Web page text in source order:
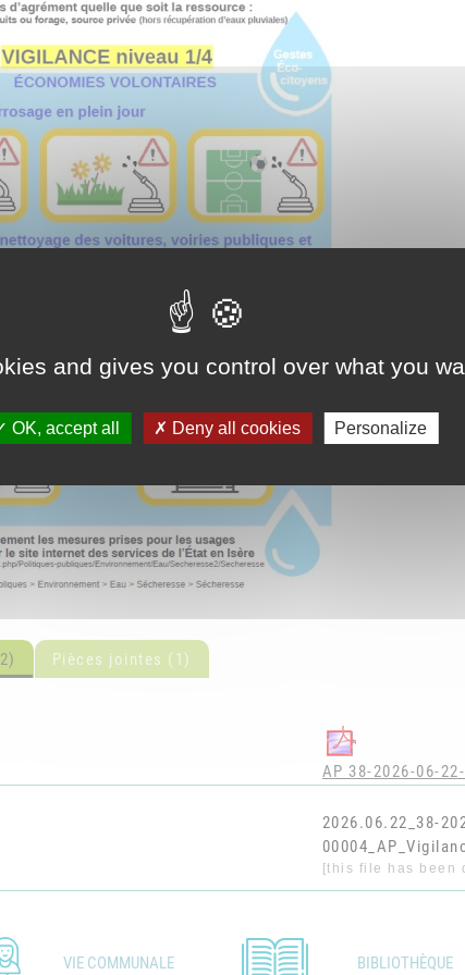
parents
-
enfance
Association Trait
d'Union - Service de
médiation familiale
Pièces jointes (1)
AP 38-2026-06-
2026.06.22_38-
[this file has been
VIE COMMUNALE BIBLIOTHÈQUE
and gives you control over what you
OK, accept all Deny all cookies Personalize